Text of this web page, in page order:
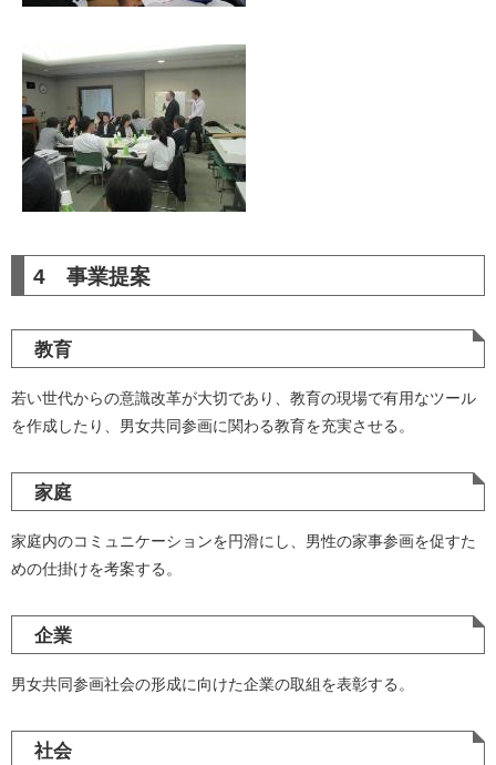
4 事業提案
教育
若い世代からの意識改革が大切であり、教育の現場で有用なツール
を作成したり、男女共同参画に関わる教育を充実させる。
家庭
家庭内のコミュニケーションを円滑にし、男性の家事参画を促すた
めの仕掛けを考案する。
企業
男女共同参画社会の形成に向けた企業の取組を表彰する。
社会